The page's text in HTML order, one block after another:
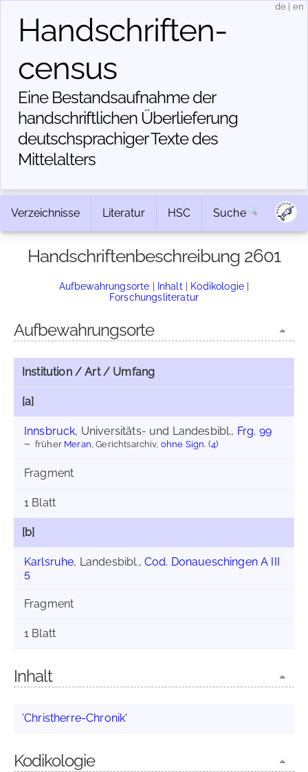
Handschriften­
census
Eine Bestandsaufnahme der
handschriftlichen Über­lieferung
deutschsprachiger Texte des
Mittelalters
de en
Verzeichnisse Literatur HSC Suche
Handschriftenbeschreibung 2601
Aufbewahrungsorte | Inhalt | Kodikologie |
Forschungsliteratur
Aufbewahrungsorte
Institution / Art / Umfang
[a]
Innsbruck, Universitäts- und Landesbibl., Frg. 99
früher Meran , Gerichtsarchiv, ohne Sign. (4)
Fragment
1 Blatt
[b]
Karlsruhe, Landesbibl., Cod. Donaueschingen A III
5
Fragment
1 Blatt
Inhalt
'Christherre-Chronik'
Kodikologie